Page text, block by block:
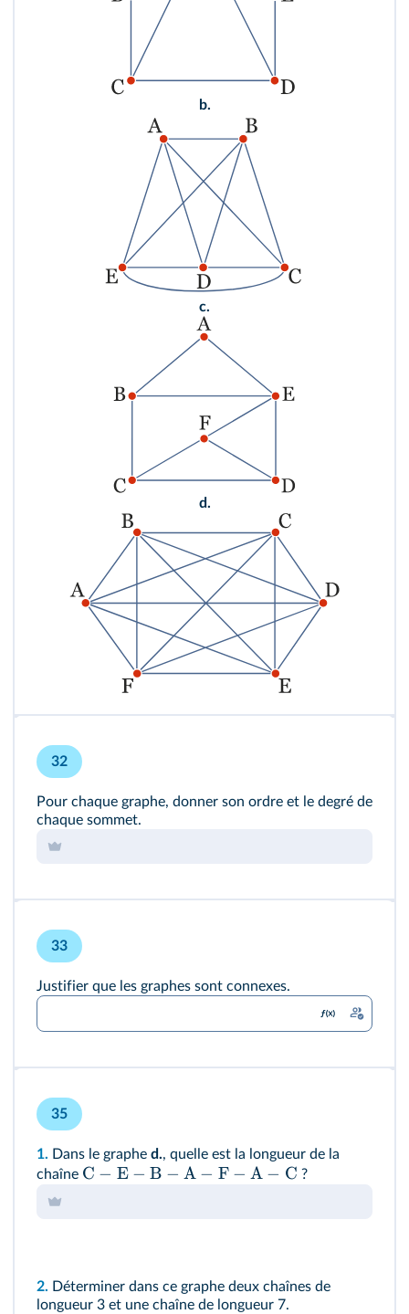
b.
c.
d.
32
Pour chaque graphe, donner son ordre et le degré de
chaque sommet.
33
Justifier que les graphes sont connexes.
35
1. Dans le graphe d., quelle est la longueur de la
chaîne C − E − B − A − F − A − C ?
2. Déterminer dans ce graphe deux chaînes de
longueur 3 et une chaîne de longueur 7.